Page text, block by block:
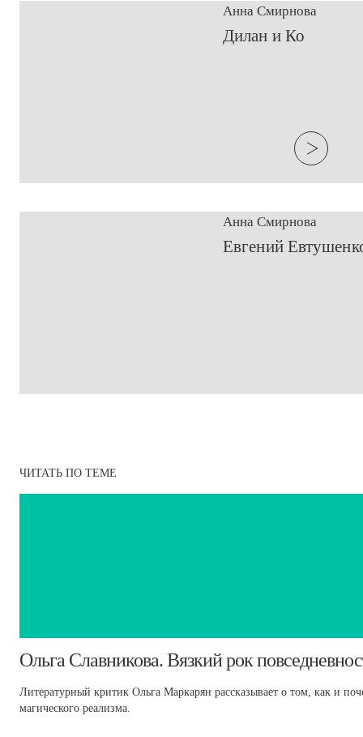
Анна Смирнова
​Дилан и Ко
Анна Смирнова
Евгений
ЧИТАТЬ ПО ТЕМЕ
​Ольга Славникова. Вязкий рок
Литературный критик Ольга Маркарян рассказывает о том, как и
магического реализма.